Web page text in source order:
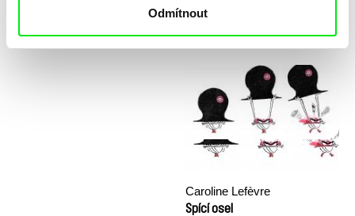
Odmítnout
Sestra
Caroline Lefèvre
Spící osel